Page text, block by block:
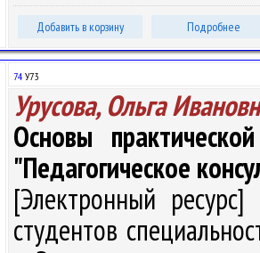
Добавить в корзину Подробнее
74 У73
Урусова, Ольга
Основы
"Педагогическое
[Электронный
студентов